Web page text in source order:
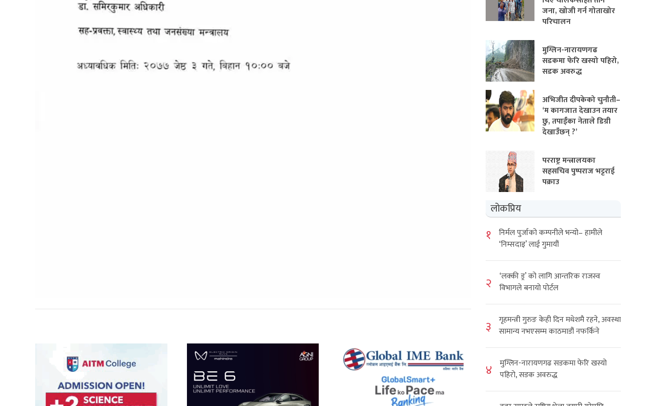
जना, खोजी गर्न गोताखोर
परिचालन
मुग्लिन-नारायणगढ
सडकमा फेरि खस्यो पहिरो,
सडक अवरुद्ध
अभिजीत दीपकेको चुनौती–
‘म कागजात देखाउन तयार
छु, तपाईंका नेताले डिग्री
देखाउँछन् ?’
परराष्ट्र मन्त्रालयका
सहसचिव पुष्पराज भट्टराई
पक्राउ
लोकप्रिय
१
निर्मल पुर्जाको कम्पनीले भन्यो– हामीले
‘निम्सदाइ’ लाई गुमायौं
२
‘लक्की ड्र’ को लागि आन्तरिक राजस्व
विभागले बनायो पोर्टल
३
गृहमन्त्री गुरुङ केही दिन मधेशमै रहने, अवस्था
सामान्य नभएसम्म काठमाडौं नफर्किने
४
मुग्लिन-नारायणगढ सडकमा फेरि खस्यो
पहिरो, सडक अवरुद्ध